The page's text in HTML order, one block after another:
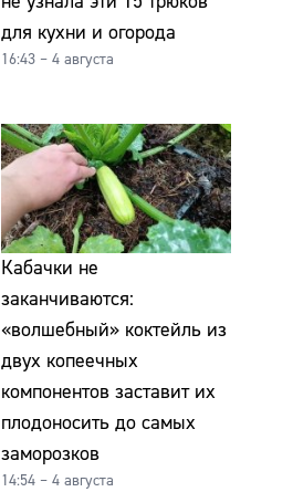
для кухни и огорода
16:43 – 4 августа
Кабачки не
заканчиваются:
«волшебный» коктейль из
двух копеечных
компонентов заставит их
плодоносить до самых
заморозков
14:54 – 4 августа